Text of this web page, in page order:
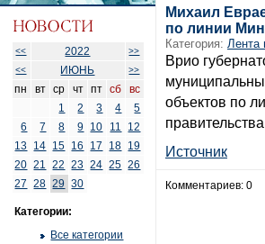
<< 2022
>>
<<
ИЮНЬ >>
пн вт ср чт пт сб
вс
1
2 3 4
5
6
7 8 9 10 11
12
13 14 15 16 17 18 19
20 21 22 23 24 25 26
27
28 29 30
Категории:
Все категории
Михаил
по линии
Категория: Лента
Врио
объектов по
Источник
Комментариев: 0